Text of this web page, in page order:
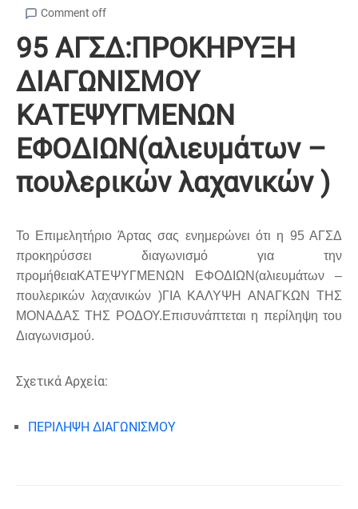
Comment off
95 ΑΓΣΔ:ΠΡΟΚΗΡΥΞΗ
ΔΙΑΓΩΝΙΣΜΟΥ
ΚΑΤΕΨΥΓΜΕΝΩΝ
ΕΦΟΔΙΩΝ(αλιευμάτων –
πουλερικών λαχανικών )
Το Επιμελητήριο Άρτας σας ενημερώνει ότι η 95 ΑΓΣΔ
προκηρύσσει διαγωνισμό για την
προμήθειαΚΑΤΕΨΥΓΜΕΝΩΝ ΕΦΟΔΙΩΝ(αλιευμάτων –
πουλερικών λαχανικών )ΓΙΑ ΚΑΛΥΨΗ ΑΝΑΓΚΩΝ ΤΗΣ
ΜΟΝΑΔΑΣ ΤΗΣ ΡΟΔΟΥ.Επισυνάπτεται η περίληψη του
Διαγωνισμού.
Σχετικά Αρχεία:
ΠΕΡΙΛΗΨΗ ΔΙΑΓΩΝΙΣΜΟΥ